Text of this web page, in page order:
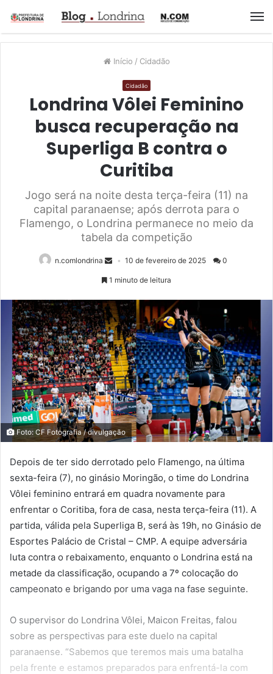
Início / Cidadão
Cidadão
Londrina Vôlei Feminino
busca recuperação na
Superliga B contra o
Curitiba
Jogo será na noite desta terça-feira (11) na
capital paranaense; após derrota para o
Flamengo, o Londrina permanece no meio da
tabela da competição
n.comlondrina 10 de fevereiro de 2025 0
1 minuto de leitura
Foto: CF Fotografia / divulgação
Depois de ter sido derrotado pelo Flamengo, na última
sexta-feira (7), no ginásio Moringão, o time do Londrina
Vôlei feminino entrará em quadra novamente para
enfrentar o Coritiba, fora de casa, nesta terça-feira (11). A
partida, válida pela Superliga B, será às 19h, no Ginásio de
Esportes Palácio de Cristal – CMP. A equipe adversária
luta contra o rebaixamento, enquanto o Londrina está na
metade da classificação, ocupando a 7º colocação do
campeonato e brigando por uma vaga na fase seguinte.
O supervisor do Londrina Vôlei, Maicon Freitas, falou
sobre as perspectivas para este duelo na capital
paranaense. “Sabemos que teremos mais uma batalha
pela frente e estamos preparados para enfrentá-la com